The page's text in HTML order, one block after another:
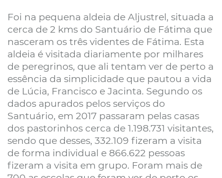
Foi na pequena aldeia de Aljustrel, situada a
cerca de 2 kms do Santuário de Fátima que
nasceram os três videntes de Fátima. Esta
aldeia é visitada diariamente por milhares
de peregrinos, que ali tentam ver de perto a
essência da simplicidade que pautou a vida
de Lúcia, Francisco e Jacinta. Segundo os
dados apurados pelos serviços do
Santuário, em 2017 passaram pelas casas
dos pastorinhos cerca de 1.198.731 visitantes,
sendo que desses, 332.109 fizeram a visita
de forma individual e 866.622 pessoas
fizeram a visita em grupo. Foram mais de